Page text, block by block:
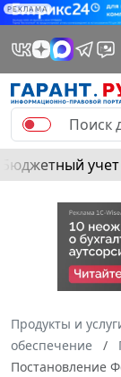
РЕКЛАМА
Бюджетный учет
Продукты и
обеспечение
Постановление